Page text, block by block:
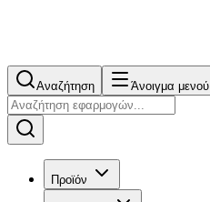
Αναζήτηση Άνοιγμα μενού
Προϊόν